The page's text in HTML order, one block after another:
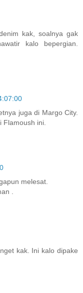
kak, soalnya gak
kalo bepergian.
juga di Margo City.
Flamoush ini.
melesat.
.
kak. Ini kalo dipake